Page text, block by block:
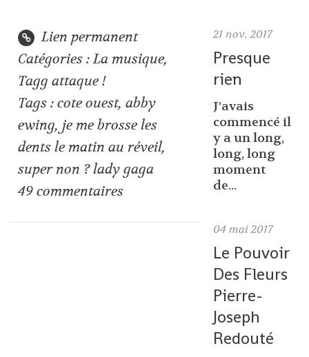
Lien permanent
Catégories :La musique,
Tagg attaque !
Tags :cote ouest,abby
ewing,je me brosse les
dents le matin au réveil,
super non ? lady gaga
49 commentaires
21 nov. 2017
Presque
rien
J’avais
commencé il
y a un long,
long, long
moment
de...
04 mai 2017
Le Pouvoir
Des Fleurs
Pierre-
Joseph
Redouté